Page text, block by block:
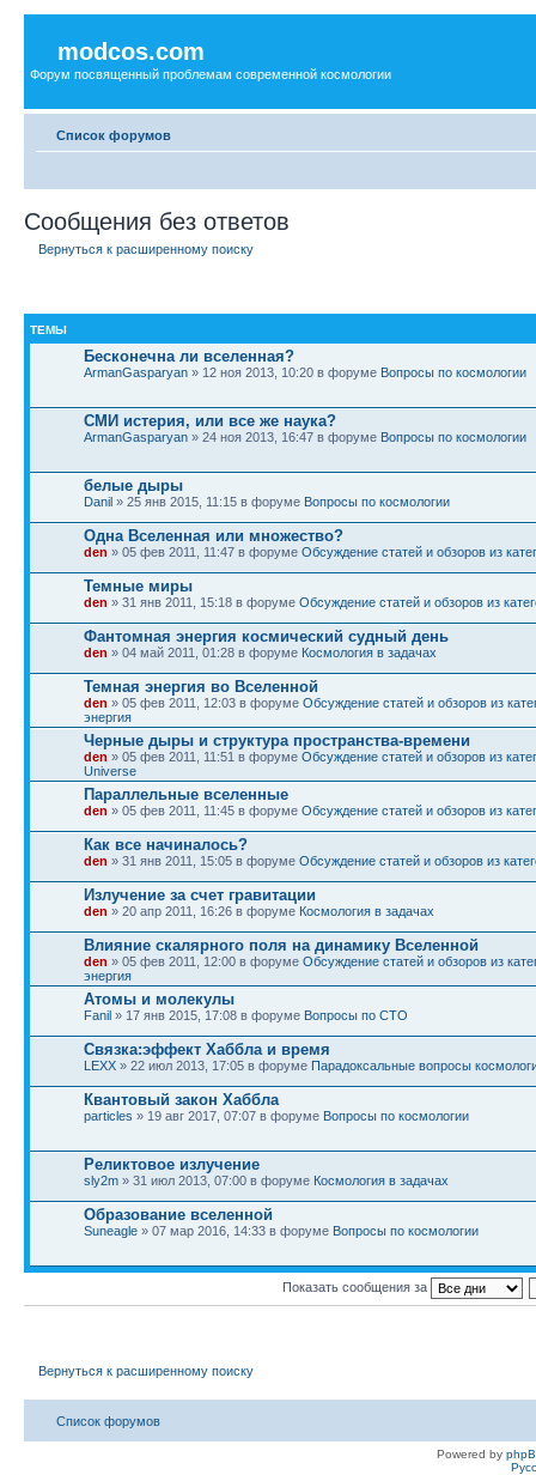
modcos.com
Форум посвященный проблемам современной космологии
Список форумов
Сообщения без ответов
Вернуться к расширенному поиску
ТЕМЫ
Бесконечна ли вселенная?
ArmanGasparyan » 12 ноя 2013, 10:20 в форуме Вопросы по космологии
СМИ истерия, или все же наука?
ArmanGasparyan » 24 ноя 2013, 16:47 в форуме Вопросы по космологии
белые дыры
Danil » 25 янв 2015, 11:15 в форуме Вопросы по космологии
Одна Вселенная или множество?
den » 05 фев 2011, 11:47 в форуме Обсуждение статей и обзоров из
Темные миры
den » 31 янв 2011, 15:18 в форуме Обсуждение статей и обзоров из
Фантомная энергия космический судный день
den » 04 май 2011, 01:28 в форуме Космология в задачах
Темная энергия во Вселенной
den » 05 фев 2011, 12:03 в форуме Обсуждение статей и обзоров из
энергия
Черные дыры и структура пространства-времени
den » 05 фев 2011, 11:51 в форуме Обсуждение статей и обзоров из
Universe
Параллельные вселенные
den » 05 фев 2011, 11:45 в форуме Обсуждение статей и обзоров из
Как все начиналось?
den » 31 янв 2011, 15:05 в форуме Обсуждение статей и обзоров из
Излучение за счет гравитации
den » 20 апр 2011, 16:26 в форуме Космология в задачах
Влияние скалярного поля на динамику Вселенной
den » 05 фев 2011, 12:00 в форуме Обсуждение статей и обзоров из
энергия
Атомы и молекулы
Fanil » 17 янв 2015, 17:08 в форуме Вопросы по СТО
Связка:эффект Хаббла и время
LEXX » 22 июл 2013, 17:05 в форуме Парадоксальные вопросы
Квантовый закон Хаббла
particles » 19 авг 2017, 07:07 в форуме Вопросы по космологии
Реликтовое излучение
sly2m » 31 июл 2013, 07:00 в форуме Космология в задачах
Образование вселенной
Suneagle » 07 мар 2016, 14:33 в форуме Вопросы по космологии
Показать сообщения за
Вернуться к расширенному поиску
Список форумов
Powered by